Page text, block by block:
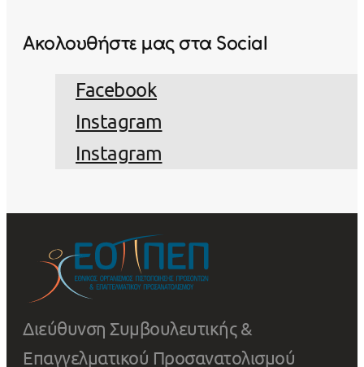
Ακολουθήστε μας στα Social
Facebook
Instagram
Instagram
Διεύθυνση Συμβουλευτικής &
Επαγγελματικού Προσανατολισμού